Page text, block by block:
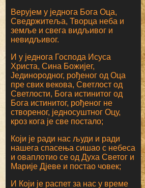
Верујем у једнога Бога Оца,
Сведржитеља, Творца неба и
земље и свега видљивог и
невидљивог.
И у једнога Господа Исуса
Христа, Сина Божијег,
Јединородног, рођеног од Оца
пре свих векова, Светлост од
Светлости, Бога истинитог од
Бога истинитог, рођеног не
створеног, једносуштног Оцу,
кроз кога је све постало;
Који је ради нас људи и ради
нашега спасења сишао с небеса
и оваплотио се од Духа Светог и
Марије Дјеве и постао човек;
И Који је распет за нас у време